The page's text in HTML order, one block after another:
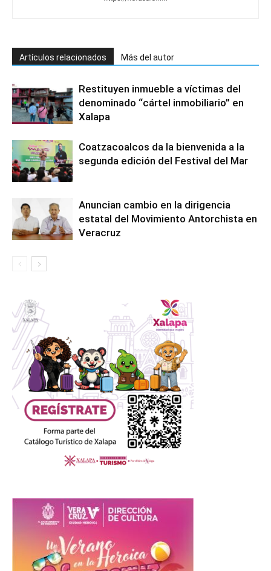
Artículos relacionados Más del autor
Restituyen inmueble a víctimas del
denominado “cártel inmobiliario” en
Xalapa
Coatzacoalcos da la bienvenida a la
segunda edición del Festival del Mar
Anuncian cambio en la dirigencia
estatal del Movimiento Antorchista en
Veracruz